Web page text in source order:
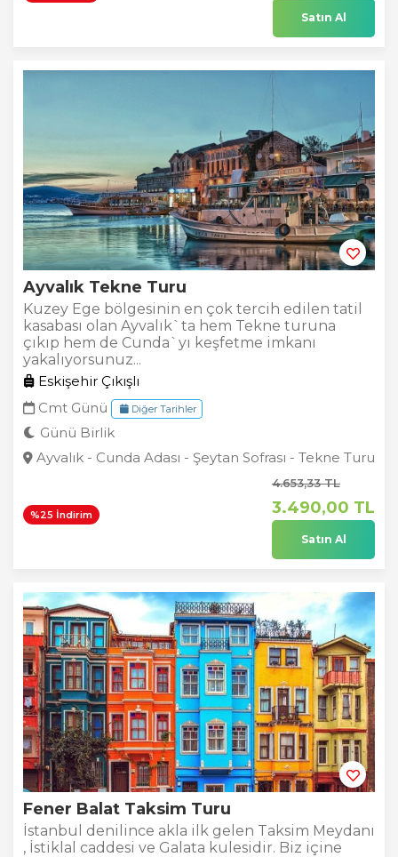
Satın Al
Ayvalık Tekne Turu
Kuzey Ege bölgesinin en çok tercih edilen tatil
kasabası olan Ayvalık`ta hem Tekne turuna
çıkıp hem de Cunda`yı keşfetme imkanı
yakalıyorsunuz...
Eskişehir Çıkışlı
Cmt Günü
Diğer Tarihler
Günü Birlik
Ayvalık - Cunda Adası - Şeytan Sofrası - Tekne Turu
%25 İndirim
4.653,33 TL
3.490,00 TL
Satın Al
Fener Balat Taksim Turu
İstanbul denilince akla ilk gelen Taksim Meydanı
, İstiklal caddesi ve Galata kulesidir. Biz içine